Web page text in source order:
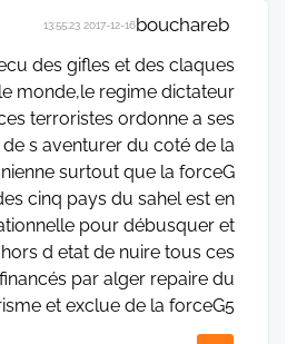
bouchareb
2017-12-16 13:55:23
des gifles et des claques
monde,le regime dictateur
terroristes ordonne a ses
s aventurer du coté de la
surtout que la forceG
cinq pays du sahel est en
pour débusquer et
d etat de nuire tous ces
par alger repaire du
et exclue de la forceG5.